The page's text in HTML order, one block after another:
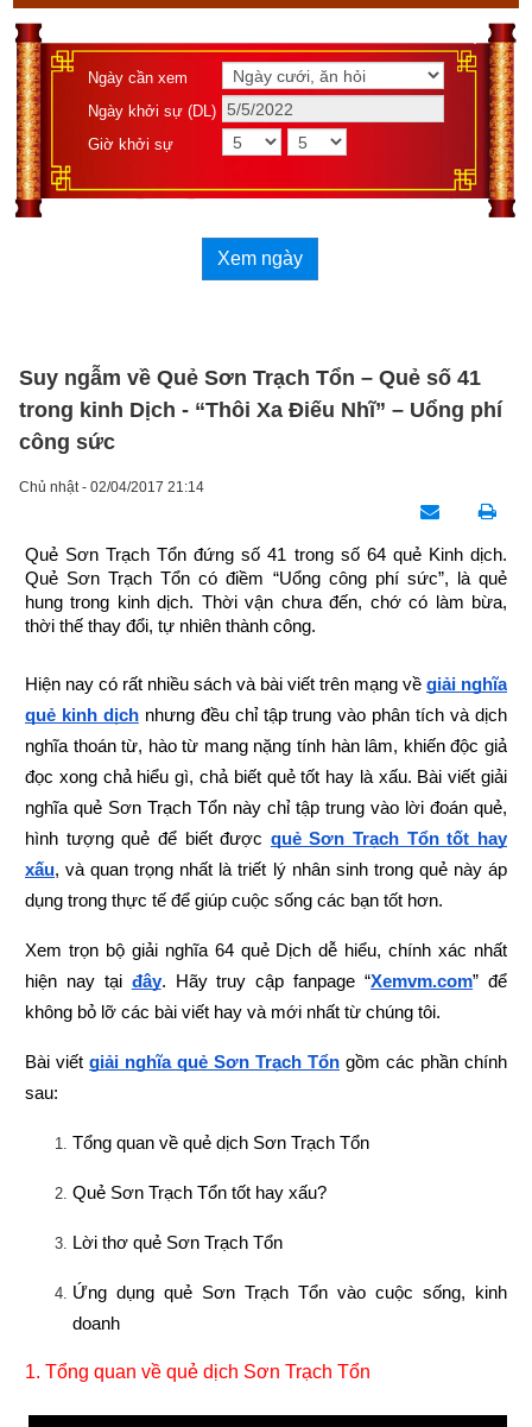
Ngày cần xem
Ngày khởi sự (DL)
Giờ khởi sự
Xem ngày
Suy ngẫm về Quẻ Sơn Trạch Tổn – Quẻ số 41
trong kinh Dịch - “Thôi Xa Điếu Nhĩ” – Uổng phí
công sức
Chủ nhật - 02/04/2017 21:14
Quẻ Sơn Trạch Tổn đứng số 41 trong số 64 quẻ Kinh dịch.
Quẻ Sơn Trạch Tổn có điềm “Uổng công phí sức”, là quẻ
hung trong kinh dịch. Thời vận chưa đến, chớ có làm bừa,
thời thế thay đổi, tự nhiên thành công.
Hiện nay có rất nhiều sách và bài viết trên mạng về giải nghĩa
quẻ kinh dịch nhưng đều chỉ tập trung vào phân tích và dịch
nghĩa thoán từ, hào từ mang nặng tính hàn lâm, khiến độc giả
đọc xong chả hiểu gì, chả biết quẻ tốt hay là xấu. Bài viết giải
nghĩa quẻ Sơn Trạch Tổn này chỉ tập trung vào lời đoán quẻ,
hình tượng quẻ để biết được quẻ Sơn Trạch Tổn tốt hay
xấu, và quan trọng nhất là triết lý nhân sinh trong quẻ này áp
dụng trong thực tế để giúp cuộc sống các bạn tốt hơn.
Xem trọn bộ giải nghĩa 64 quẻ Dịch dễ hiểu, chính xác nhất
hiện nay tại đây. Hãy truy cập fanpage “Xemvm.com” để
không bỏ lỡ các bài viết hay và mới nhất từ chúng tôi.
Bài viết giải nghĩa quẻ Sơn Trạch Tổn gồm các phần chính
sau:
Tổng quan về quẻ dịch Sơn Trạch Tổn
Quẻ Sơn Trạch Tổn tốt hay xấu?
Lời thơ quẻ Sơn Trạch Tổn
Ứng dụng quẻ Sơn Trạch Tổn vào cuộc sống, kinh
doanh
1. Tổng quan về quẻ dịch Sơn Trạch Tổn